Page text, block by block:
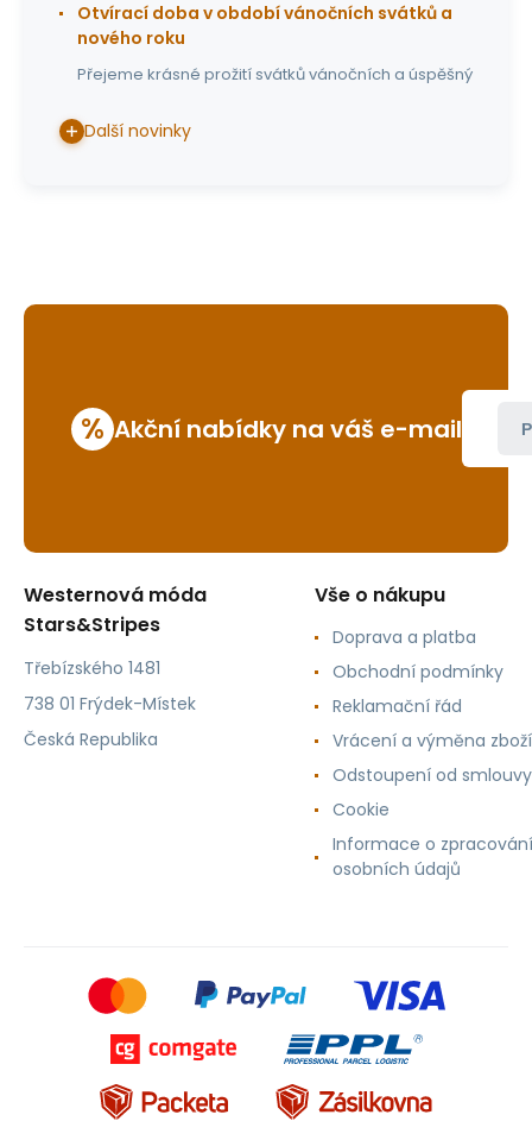
Otvírací doba v období vánočních svátků a
nového roku
Přejeme krásné prožití svátků vánočních a úspěšný
Další novinky
% Akční nabídky na váš e-mail
Westernová móda
Stars&Stripes
Třebízského 1481
738 01 Frýdek-Místek
Česká Republika
Vše o nákupu
Doprava a platba
Obchodní podmínky
Reklamační řád
Vrácení a výměna zboží
Odstoupení od smlouvy
Cookie
Informace o zpracování
osobních údajů